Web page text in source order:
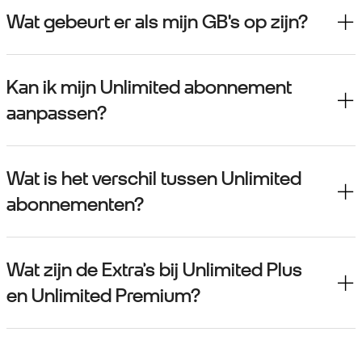
Wat gebeurt er als mijn GB's op zijn?
Kan ik mijn Unlimited abonnement
aanpassen?
Wat is het verschil tussen Unlimited
abonnementen?
Wat zijn de Extra’s bij Unlimited Plus
en Unlimited Premium?